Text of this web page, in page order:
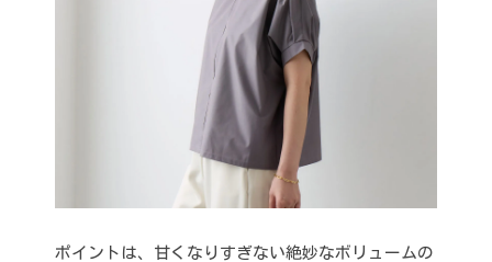
ポイントは、甘くなりすぎない絶妙なボリュームの